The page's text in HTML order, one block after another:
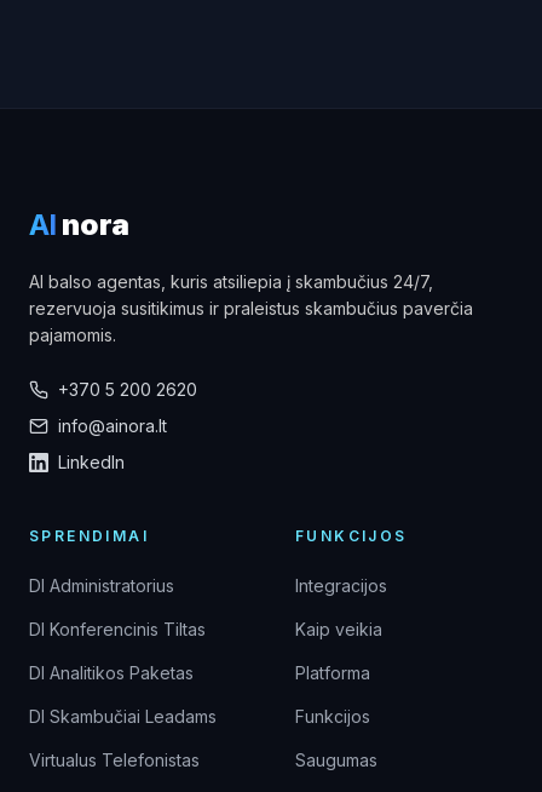
AI nora
AI balso agentas, kuris atsiliepia į skambučius 24/7,
rezervuoja susitikimus ir praleistus skambučius paverčia
pajamomis.
+370 5 200 2620
info@ainora.lt
LinkedIn
SPRENDIMAI
DI Administratorius
DI Konferencinis Tiltas
DI Analitikos Paketas
DI Skambučiai Leadams
Virtualus Telefonistas
FUNKCIJOS
Integracijos
Kaip veikia
Platforma
Funkcijos
Saugumas